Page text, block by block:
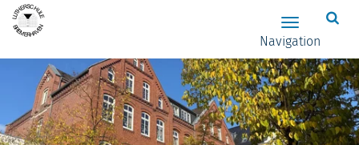
Zum Hauptinhalt springen
Navigation